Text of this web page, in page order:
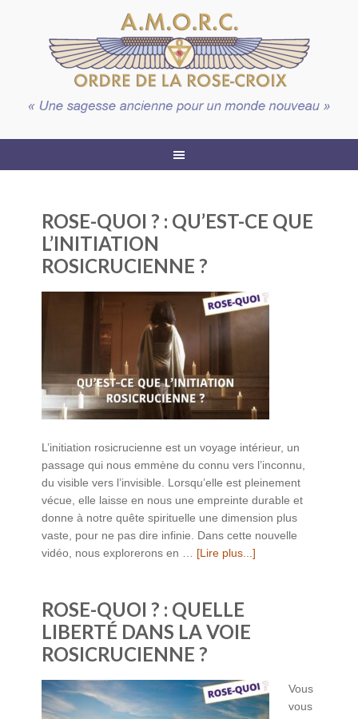
ROSE-QUOI ? : QU’EST-CE QUE
L’INITIATION
ROSICRUCIENNE ?
L’initiation rosicrucienne est un voyage intérieur, un
passage qui nous emmène du connu vers l’inconnu,
du visible vers l’invisible. Lorsqu’elle est pleinement
vécue, elle laisse en nous une empreinte durable et
donne à notre quête spirituelle une dimension plus
vaste, pour ne pas dire infinie. Dans cette nouvelle
vidéo, nous explorerons en … [Lire plus...]
ROSE-QUOI ? : QUELLE
LIBERTÉ DANS LA VOIE
ROSICRUCIENNE ?
Vous
vous